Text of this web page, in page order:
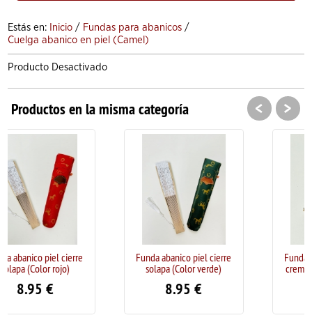
Estás en: Inicio / Fundas para abanicos /
Cuelga abanico en piel (Camel)
Producto Desactivado
Productos en la misma categoría
Funda abanico piel cierre
solapa (Color verde)
Funda abanico piel cierre
cremallera (Color camel)
< >